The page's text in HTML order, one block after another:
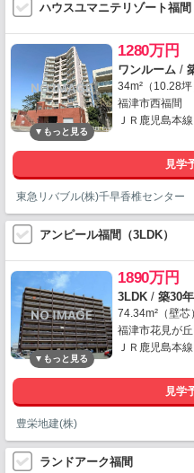
ハウスユマニテリゾート福間
1280万円
ワンルーム /
34m²（10.28坪
福津市西福間
ＪＲ鹿児島本
見学
東急リバブル(株)千早香椎センター
アンピール福間（3LDK）
1890万円
3LDK / 築30年
74.34m²（壁芯）
福津市花見が丘
ＪＲ鹿児島本
見学
豊栄地建(株)
ランドアーク福間